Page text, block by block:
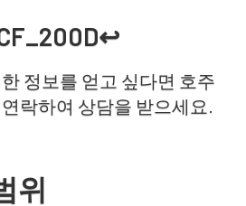
정보를 얻고 싶다면 호주
락하여 상담을 받으세요.
위